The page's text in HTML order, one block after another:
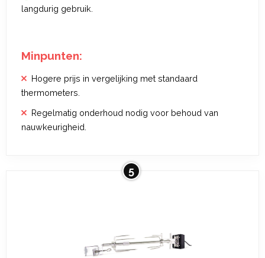
langdurig gebruik.
Minpunten:
Hogere prijs in vergelijking met standaard
thermometers.
Regelmatig onderhoud nodig voor behoud van
nauwkeurigheid.
5